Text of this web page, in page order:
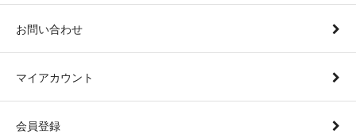
お問い合わせ
マイアカウント
会員登録